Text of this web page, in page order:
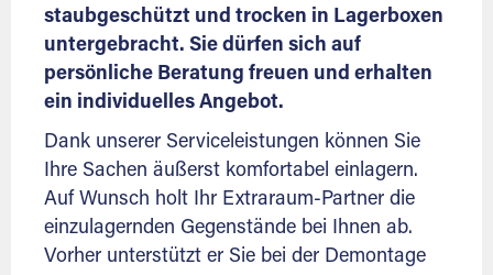
staubgeschützt und trocken in Lagerboxen
untergebracht. Sie dürfen sich auf
persönliche Beratung freuen und erhalten
ein individuelles Angebot.
Dank unserer Serviceleistungen können Sie
Ihre Sachen äußerst komfortabel einlagern.
Auf Wunsch holt Ihr Extraraum-Partner die
einzulagernden Gegenstände bei Ihnen ab.
Vorher unterstützt er Sie bei der Demontage